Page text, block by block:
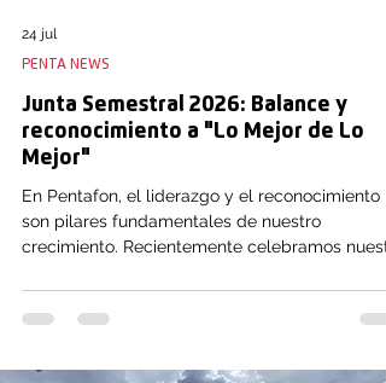
Junta Semestral 2026: Balance y
reconocimiento a "Lo Mejor de Lo
Mejor"
En Pentafon, el liderazgo y el reconocimiento
son pilares fundamentales de nuestro
crecimiento. Recientemente celebramos
los líderes de la organización, un espacio clave
para evaluar nuestros logros del primer
galardonar a quienes marcan la diferencia.
PENTA NEWS
24 jul